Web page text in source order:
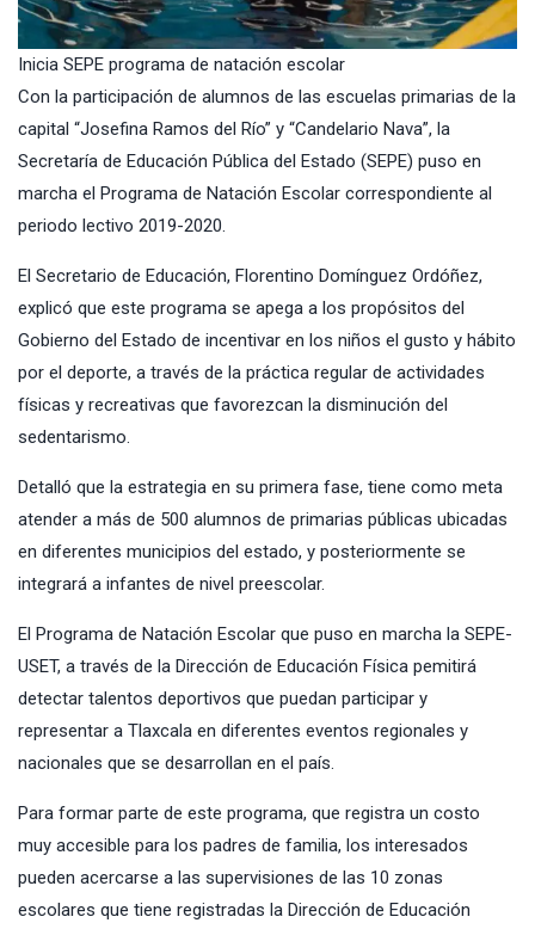
Inicia SEPE programa de natación escolar
Con la participación de alumnos de las escuelas primarias de la
capital “Josefina Ramos del Río” y “Candelario Nava”, la
Secretaría de Educación Pública del Estado (SEPE) puso en
marcha el Programa de Natación Escolar correspondiente al
periodo lectivo 2019-2020.
El Secretario de Educación, Florentino Domínguez Ordóñez,
explicó que este programa se apega a los propósitos del
Gobierno del Estado de incentivar en los niños el gusto y hábito
por el deporte, a través de la práctica regular de actividades
físicas y recreativas que favorezcan la disminución del
sedentarismo.
Detalló que la estrategia en su primera fase, tiene como meta
atender a más de 500 alumnos de primarias públicas ubicadas
en diferentes municipios del estado, y posteriormente se
integrará a infantes de nivel preescolar.
El Programa de Natación Escolar que puso en marcha la SEPE-
USET, a través de la Dirección de Educación Física pemitirá
detectar talentos deportivos que puedan participar y
representar a Tlaxcala en diferentes eventos regionales y
nacionales que se desarrollan en el país.
Para formar parte de este programa, que registra un costo
muy accesible para los padres de familia, los interesados
pueden acercarse a las supervisiones de las 10 zonas
escolares que tiene registradas la Dirección de Educación